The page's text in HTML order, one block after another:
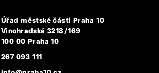
Úřad městské části Praha 10
Vinohradská 3218/169
100 00 Praha 10
267 093 111